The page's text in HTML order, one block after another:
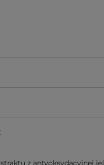
z antyoksydacyjnej